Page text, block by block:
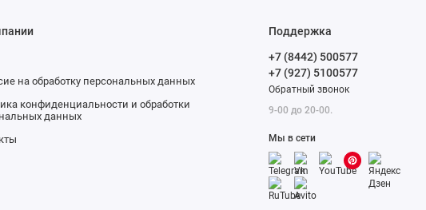
на обработку персональных данных
конфиденциальности и обработки
данных
Поддержка
+7 (8442) 500577
+7 (927) 5100577
Обратный звонок
9-00 до 20-00.
Мы в сети